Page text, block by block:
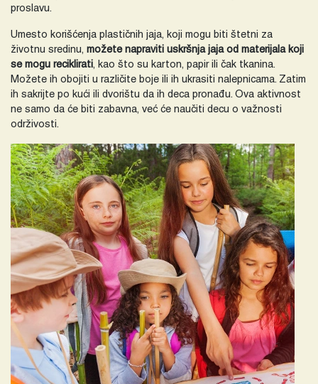
proslavu.
Umesto korišćenja plastičnih jaja, koji mogu biti štetni za
životnu sredinu, možete napraviti uskršnja jaja od materijala koji
se mogu reciklirati , kao što su karton, papir ili čak tkanina.
Možete ih obojiti u različite boje ili ih ukrasiti nalepnicama. Zatim
ih sakrijte po kući ili dvorištu da ih deca pronađu. Ova aktivnost
ne samo da će biti zabavna, već će naučiti decu o važnosti
održivosti.